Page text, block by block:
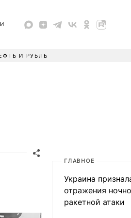
И РУБЛЬ
ГЛАВНОЕ
Украина
отражения
ракетной атаки